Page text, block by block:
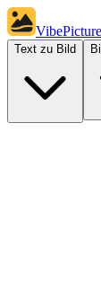
VibePicture
Text zu Bild